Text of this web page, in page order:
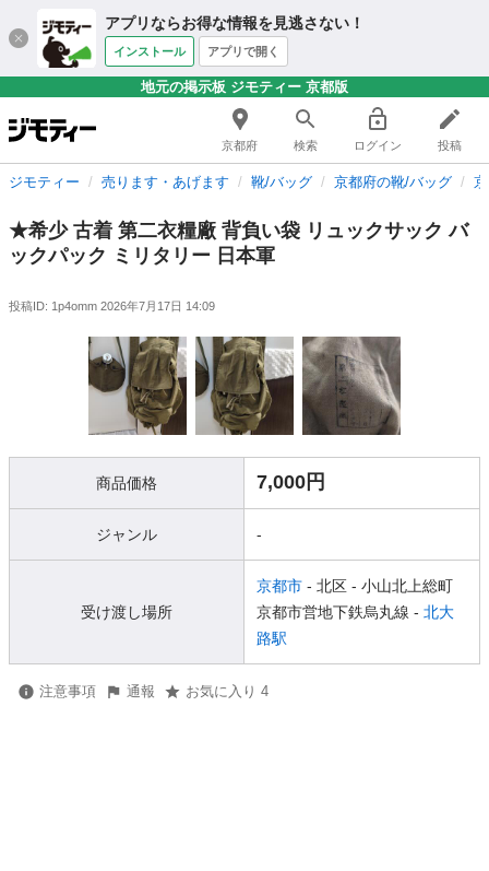
アプリならお得な情報を見逃さない！
インストール アプリで開く
地元の掲示板 ジモティー 京都版
京都府 検索 ログイン 投稿
ジモティー 売ります・あげます 靴/バッグ 京都府の靴/バッグ
★希少 古着 第二衣糧廠 背負い袋 リュックサック バ
ックパック ミリタリー 日本軍
投稿ID: 1p4omm 2026年7月17日 14:09
商品価格 7,000円
ジャンル -
受け渡し場所
京都市 - 北区 - 小山北上総町
京都市営地下鉄烏丸線 - 北大
路駅
注意事項 通報 お気に入り 4